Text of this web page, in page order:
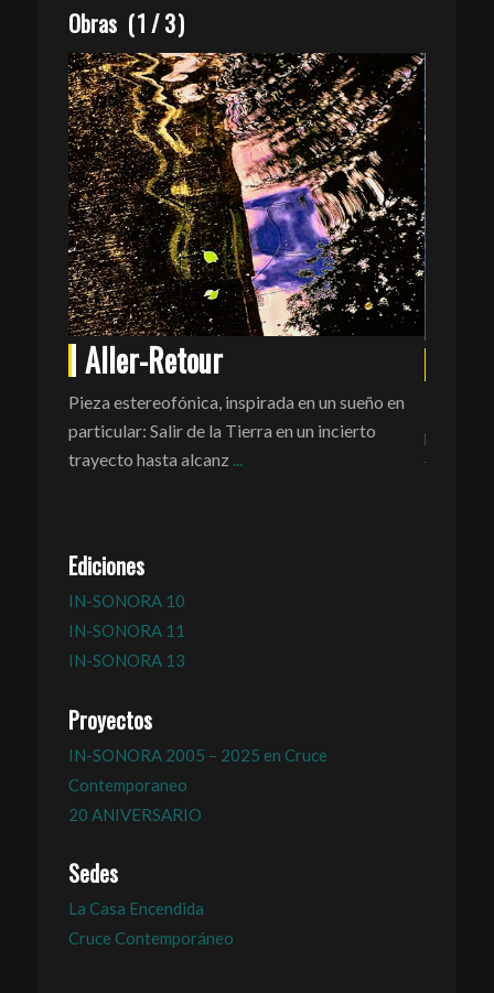
Obras (1 /3)
Aller-Retour
Pieza estereofónica, inspirada en un sueño en
particular: Salir de la Tierra en un incierto
trayecto hasta alcanz
parte de
temática
Ediciones
IN-SONORA 10
IN-SONORA 11
IN-SONORA 13
Proyectos
IN-SONORA 2005 – 2025 en Cruce
Contemporaneo
20 ANIVERSARIO
Sedes
La Casa Encendida
Cruce Contemporáneo